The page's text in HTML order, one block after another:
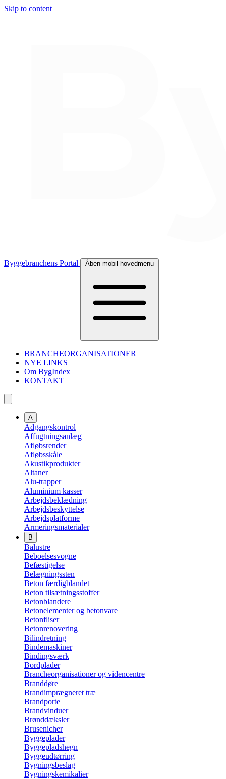
Skip to content
Byggebranchens Portal Åben mobil hovedmenu
BRANCHEORGANISATIONER
NYE LINKS
Om BygIndex
KONTAKT
A
Adgangskontrol
Affugtningsanlæg
Afløbsrender
Afløbsskåle
Akustikprodukter
Altaner
Alu-trapper
Aluminium kasser
Arbejdsbeklædning
Arbejdsbeskyttelse
Arbejdsplatforme
Armeringsmaterialer
B
Balustre
Beboelsesvogne
Befæstigelse
Belægningssten
Beton færdigblandet
Beton tilsætningsstoffer
Betonblandere
Betonelementer og betonvare
Betonfliser
Betonrenovering
Bilindretning
Bindemaskiner
Bindingsværk
Bordplader
Brancheorganisationer og videncentre
Branddøre
Brandimprægneret træ
Brandporte
Brandvinduer
Brønddæksler
Brusenicher
Byggeplader
Byggepladshegn
Byggeudtørring
Bygningsbeslag
Bygningskemikalier